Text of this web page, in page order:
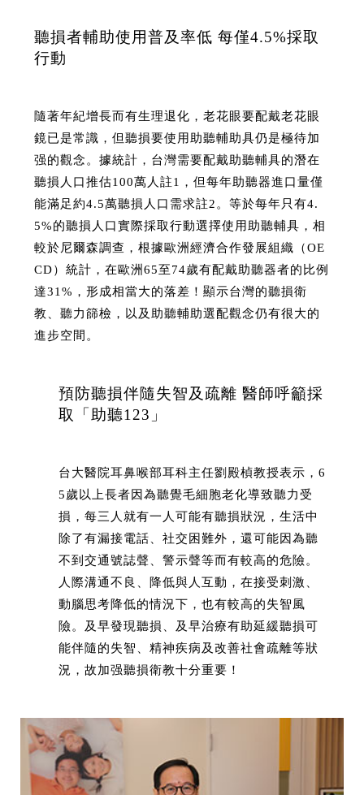
聽損者輔助使用普及率低 每僅4.5%採取
行動
隨著年紀增長而有生理退化，老花眼要配戴老花眼
鏡已是常識，但聽損要使用助聽輔助具仍是極待加
强的觀念。據統計，台灣需要配戴助聽輔具的潛在
聽損人口推估100萬人註1，但每年助聽器進口量僅
能滿足約4.5萬聽損人口需求註2。等於每年只有4.
5%的聽損人口實際採取行動選擇使用助聽輔具，相
較於尼爾森調查，根據歐洲經濟合作發展組織（OE
CD）統計，在歐洲65至74歲有配戴助聽器者的比例
達31%，形成相當大的落差！顯示台灣的聽損衛
教、聽力篩檢，以及助聽輔助選配觀念仍有很大的
進步空間。
預防聽損伴隨失智及疏離 醫師呼籲採
取「助聽123」
台大醫院耳鼻喉部耳科主任劉殿楨教授表示，6
5歲以上長者因為聽覺毛細胞老化導致聽力受
損，每三人就有一人可能有聽損狀況，生活中
除了有漏接電話、社交困難外，還可能因為聽
不到交通號誌聲、警示聲等而有較高的危險。
人際溝通不良、降低與人互動，在接受刺激、
動腦思考降低的情況下，也有較高的失智風
險。及早發現聽損、及早治療有助延緩聽損可
能伴隨的失智、精神疾病及改善社會疏離等狀
況，故加强聽損衛教十分重要！